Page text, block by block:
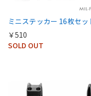
ミニステッカー 16枚セッ
￥510
SOLD OUT